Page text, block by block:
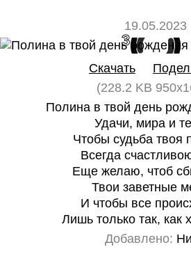
19.05.2023
3 0
Скачать
(228.2 KB
Полина в твой день
Удачи, мира и
Чтобы судьба твоя
Всегда
Еще желаю, чтоб
Твои заветные
И чтобы все
Лишь только так, как
Добавлено: